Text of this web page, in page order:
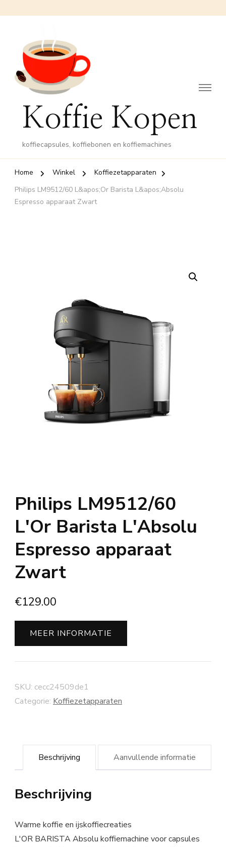
Koffie Kopen
koffiecapsules, koffiebonen en koffiemachines
Home Winkel
Koffiezetapparaten
Philips LM9512/60 L&apos;Or Barista L&apos;Absolu
Espresso apparaat Zwart
Philips LM9512/60
L'Or Barista L'Absolu
Espresso apparaat
Zwart
€129.00
MEER INFORMATIE
SKU: cecc24509de1
Categorie: Koffiezetapparaten
Beschrijving Aanvullende informatie
Beschrijving
Warme koffie en ijskoffiecreaties
L'OR BARISTA Absolu koffiemachine voor capsules